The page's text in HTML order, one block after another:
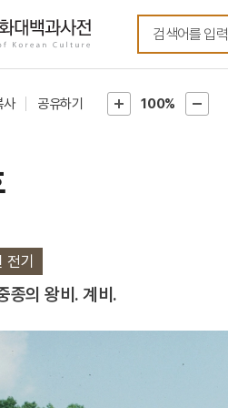
사 공유하기 100%
전기
종의 왕비. 계비.